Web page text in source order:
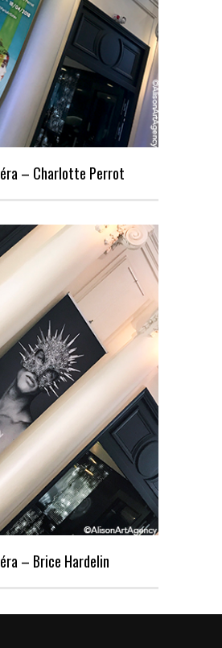
– Charlotte Perrot
– Brice Hardelin